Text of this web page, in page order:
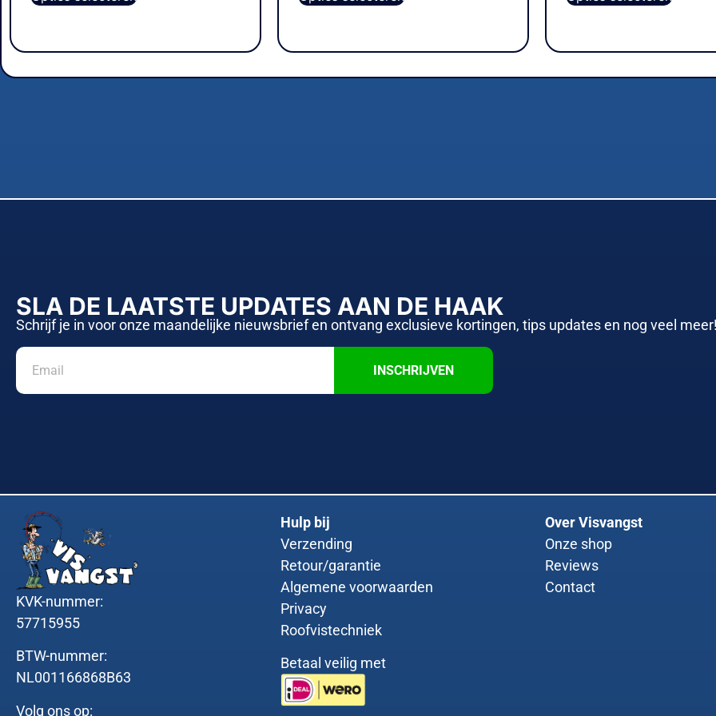
SLA DE LAATSTE UPDATES AAN DE HAAK
Schrijf je in voor onze maandelijke nieuwsbrief en ontvang exclusieve kortingen, tips updates en nog veel
INSCHRIJVEN
KVK-nummer:
57715955
BTW-nummer:
NL001166868B63
Volg ons op:
Hulp bij
Verzending
Retour/garantie
Algemene voorwaarden
Privacy
Roofvistechniek
Betaal veilig met
Over Visvangst
Onze shop
Reviews
Contact